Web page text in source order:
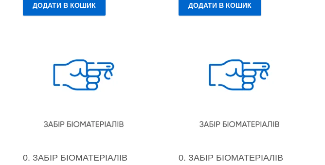
ДОДАТИ В КОШИК ДОДАТИ В КОШИК
0. ЗАБІР БІОМАТЕРІАЛІВ 0. ЗАБІР БІОМАТЕРІАЛІВ